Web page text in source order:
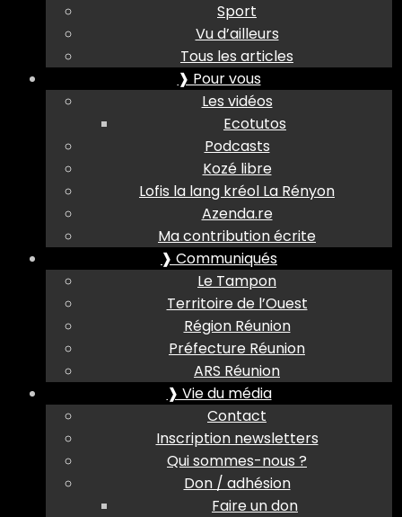
Sport
Vu d’ailleurs
Tous les articles
❱ Pour vous
Les vidéos
Ecotutos
Podcasts
Kozé libre
Lofis la lang kréol La Rényon
Azenda.re
Ma contribution écrite
❱ Communiqués
Le Tampon
Territoire de l’Ouest
Région Réunion
Préfecture Réunion
ARS Réunion
❱ Vie du média
Contact
Inscription newsletters
Qui sommes-nous ?
Don / adhésion
Faire un don